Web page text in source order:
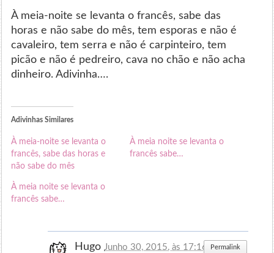
À meia-noite se levanta o francês, sabe das
horas e não sabe do mês, tem esporas e não é
cavaleiro, tem serra e não é carpinteiro, tem
picão e não é pedreiro, cava no chão e não acha
dinheiro. Adivinha….
Adivinhas Similares
À meia-noite se levanta o
francês, sabe das horas e
não sabe do mês
À meia noite se levanta o
francês sabe…
À meia noite se levanta o
francês sabe…
Hugo Junho 30, 2015, às 17:16 Permalink